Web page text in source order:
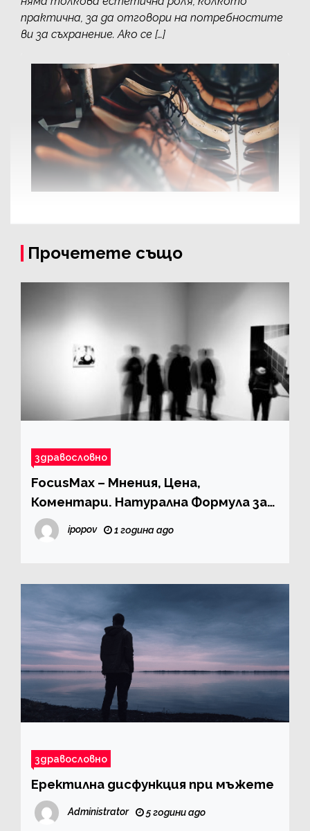
практична, за да отговори на потребностите
ви за съхранение. Ако се […]
Прочетете също
здравословно
FocusMax – Мнения, Цена,
Коментари. Натурална Формула за
Отлично Зрение Фокусмакс
ipopov 1 година ago
здравословно
Еректилна дисфункция при мъжете
Administrator 5 години ago